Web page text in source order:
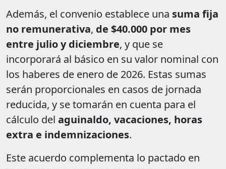
Además, el convenio establece una suma fija
no remunerativa, de $40.000 por mes
entre julio y diciembre, y que se
incorporará al básico en su valor nominal con
los haberes de enero de 2026. Estas sumas
serán proporcionales en casos de jornada
reducida, y se tomarán en cuenta para el
cálculo del aguinaldo, vacaciones, horas
extra e indemnizaciones.
Este acuerdo complementa lo pactado en